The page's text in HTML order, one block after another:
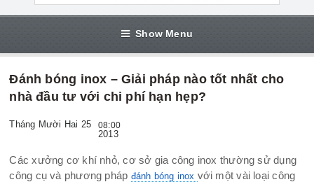
Show Menu
Đánh bóng inox – Giải pháp nào tốt nhất cho
nhà đầu tư với chi phí hạn hẹp?
Tháng Mười Hai 25 08:00
2013
Các xưởng cơ khí nhỏ, cơ sở gia công inox thường sử dụng
công cụ và phương pháp đánh bóng inox với một vài loại công